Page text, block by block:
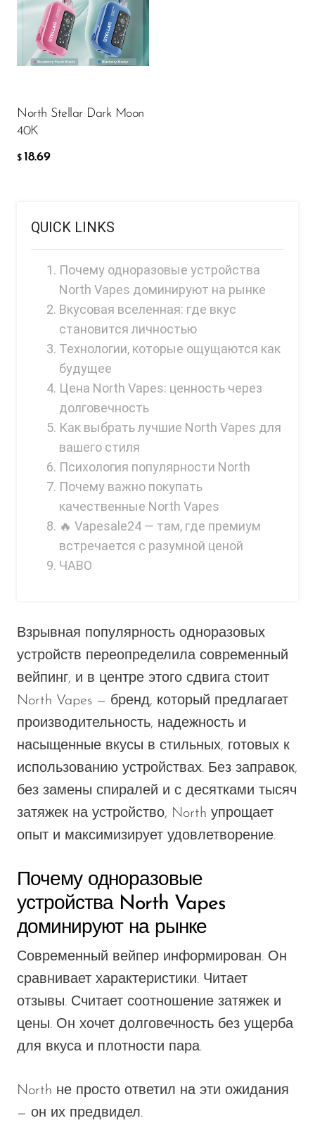
Geek Bar
Glamee
HERO
Hi-Drip
Hulk Hogan
Hyve
HQD
JNR
Juice Head
KangVAPE
Kado Bar
Kartel Vapes
KROS
Lost Angel
Lost Mary
Lost Vape
Milli Bar
Monster Bar
Monster Vape Labs
MTRX
NIKO Bar
Off-Stamp
Olit Hookah
Orion
OXBAR
Packspod
PHUN
PYRO
North Stellar Dark Moon
40K
$ 18.69
18.69
QUICK LINKS
Почему одноразовые устройства
North Vapes доминируют на рынке
Вкусовая вселенная: где вкус
становится личностью
Технологии, которые ощущаются как
будущее
Цена North Vapes: ценность через
долговечность
Как выбрать лучшие North Vapes для
вашего стиля
Психология популярности North
Почему важно покупать
качественные North Vapes
🔥 Vapesale24 — там, где премиум
встречается с разумной ценой
ЧАВО
Взрывная популярность одноразовых
устройств переопределила современный
вейпинг, и в центре этого сдвига стоит
North Vapes — бренд, который предлагает
производительность, надежность и
насыщенные вкусы в стильных, готовых к
использованию устройствах. Без заправок,
без замены спиралей и с десятками тысяч
затяжек на устройство, North упрощает
опыт и максимизирует удовлетворение.
Почему одноразовые
устройства North Vapes
доминируют на рынке
Современный вейпер информирован. Он
сравнивает характеристики. Читает
отзывы. Считает соотношение затяжек и
цены. Он хочет долговечность без ущерба
для вкуса и плотности пара.
North не просто ответил на эти ожидания
— он их предвидел.